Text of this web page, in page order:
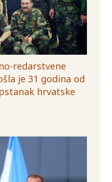
redarstvene
je 31 godina od
hrvatske